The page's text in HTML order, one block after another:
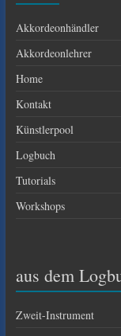
Akkordeonhändler
Akkordeonlehrer
Home
Kontakt
Künstlerpool
Logbuch
Tutorials
Workshops
aus dem
Zweit-Instrument